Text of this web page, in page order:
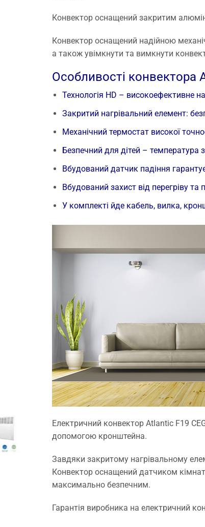
Конвектор оснащений закритим
Конвектор оснащений надійною
а також увімкнути та вимкнути
Особливості конвектора
Технологія HD – високоефективне
Закритий нагрівальний елемент:
Механічний термостат високої
Безпечний для дітей – температура
Вбудований датчик падіння
Вбудований захист від перегріву та
У комплекті йде кабель, вилка,
Електричний конвектор Atlantic F19
допомогою кронштейна.
Завдяки закритому нагрівальному
Конвектор оснащений датчиком
максимально безпечним.
Гарантія виробника на електричний